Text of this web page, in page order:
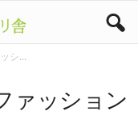
シ...
ァッション